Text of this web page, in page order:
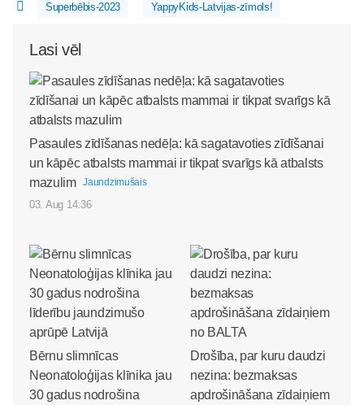
Superbēbis-2023 YappyKids-Latvijas-zīmols!
Lasi vēl
Pasaules zīdīšanas nedēļa: kā sagatavoties zīdīšanai
un kāpēc atbalsts mammai ir tikpat svarīgs kā atbalsts
mazulim
Jaundzimušais
03. Aug 14:36
Bērnu slimnīcas
Neonatoloģijas klīnika jau
30 gadus nodrošina
Drošība, par kuru daudzi
nezina: bezmaksas
apdrošināšana zīdaiņiem